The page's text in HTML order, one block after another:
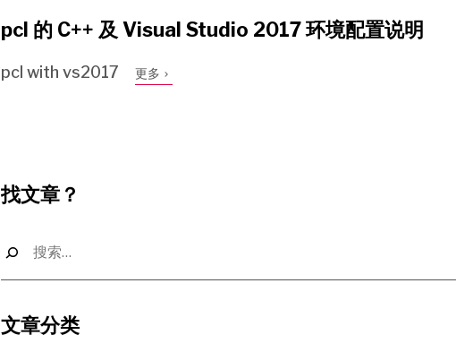
pcl 的 C++ 及 Visual Studio 2017 环境配置说明
pcl with vs2017 更多
找文章？
文章分类